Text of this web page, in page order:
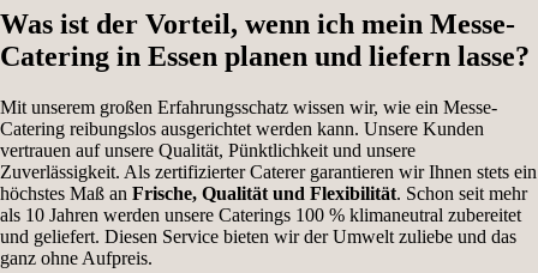
Was ist der Vorteil, wenn ich mein Messe-
Catering in Essen planen und liefern lasse?
Mit unserem großen Erfahrungsschatz wissen wir, wie ein Messe-
Catering reibungslos ausgerichtet werden kann. Unsere Kunden
vertrauen auf unsere Qualität, Pünktlichkeit und unsere
Zuverlässigkeit. Als zertifizierter Caterer garantieren wir Ihnen stets ein
höchstes Maß an Frische, Qualität und Flexibilität. Schon seit mehr
als 10 Jahren werden unsere Caterings 100 % klimaneutral zubereitet
und geliefert. Diesen Service bieten wir der Umwelt zuliebe und das
ganz ohne Aufpreis.